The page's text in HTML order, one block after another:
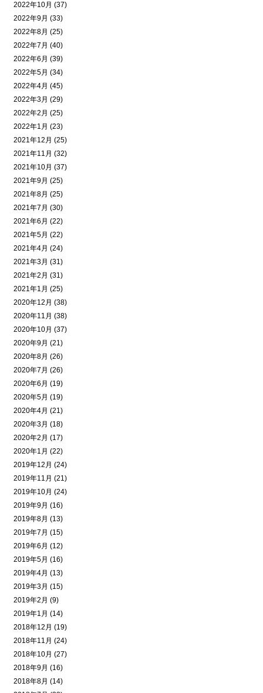
2022年10月 (37)
2022年9月 (33)
2022年8月 (25)
2022年7月 (40)
2022年6月 (39)
2022年5月 (34)
2022年4月 (45)
2022年3月 (29)
2022年2月 (25)
2022年1月 (23)
2021年12月 (25)
2021年11月 (32)
2021年10月 (37)
2021年9月 (25)
2021年8月 (25)
2021年7月 (30)
2021年6月 (22)
2021年5月 (22)
2021年4月 (24)
2021年3月 (31)
2021年2月 (31)
2021年1月 (25)
2020年12月 (38)
2020年11月 (38)
2020年10月 (37)
2020年9月 (21)
2020年8月 (26)
2020年7月 (26)
2020年6月 (19)
2020年5月 (19)
2020年4月 (21)
2020年3月 (18)
2020年2月 (17)
2020年1月 (22)
2019年12月 (24)
2019年11月 (21)
2019年10月 (24)
2019年9月 (16)
2019年8月 (13)
2019年7月 (15)
2019年6月 (12)
2019年5月 (16)
2019年4月 (13)
2019年3月 (15)
2019年2月 (9)
2019年1月 (14)
2018年12月 (19)
2018年11月 (24)
2018年10月 (27)
2018年9月 (16)
2018年8月 (14)